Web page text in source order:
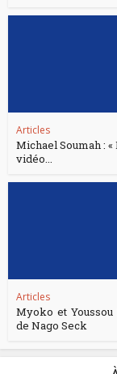
Articles
Michael Soumah :
vidéo...
Articles
Myoko et
de Nago Seck